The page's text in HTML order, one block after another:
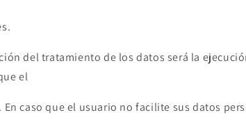
del tratamiento de los datos será la
el
En caso que el usuario no facilite sus datos